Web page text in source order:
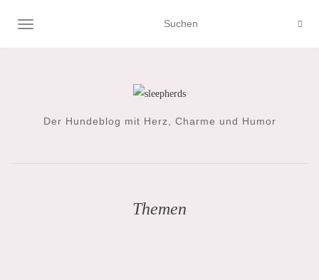
NAVIGATION UMSCHALTEN
Der Hundeblog mit Herz, Charme und Humor
Themen